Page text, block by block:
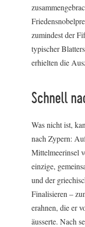
zumindest der
typischer
erhielten die
Schnell
Was nicht ist,
nach Zypern:
Mittelmeerinsel
einzige,
und der
Finalisieren –
erahnen, die er
äusserte. Nach